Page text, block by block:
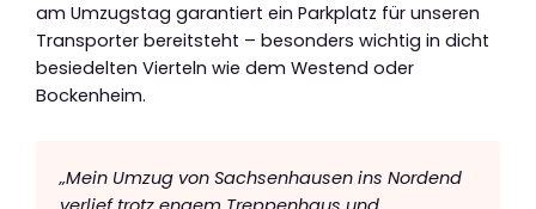
am Umzugstag garantiert ein Parkplatz für unseren
Transporter bereitsteht – besonders wichtig in dicht
besiedelten Vierteln wie dem Westend oder
Bockenheim.
„Mein Umzug von Sachsenhausen ins Nordend